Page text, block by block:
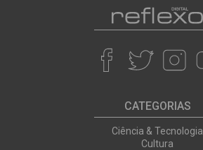
CATEGORIAS
Ciência & Tecnologia
Cultura